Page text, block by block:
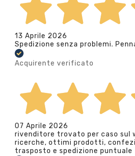
13 Aprile 2026
Spedizione senza problemi.
Acquirente verificato
07 Aprile 2026
rivenditore trovato per caso sul
ricerche, ottimi prodotti,
trasposto e spedizione puntuale